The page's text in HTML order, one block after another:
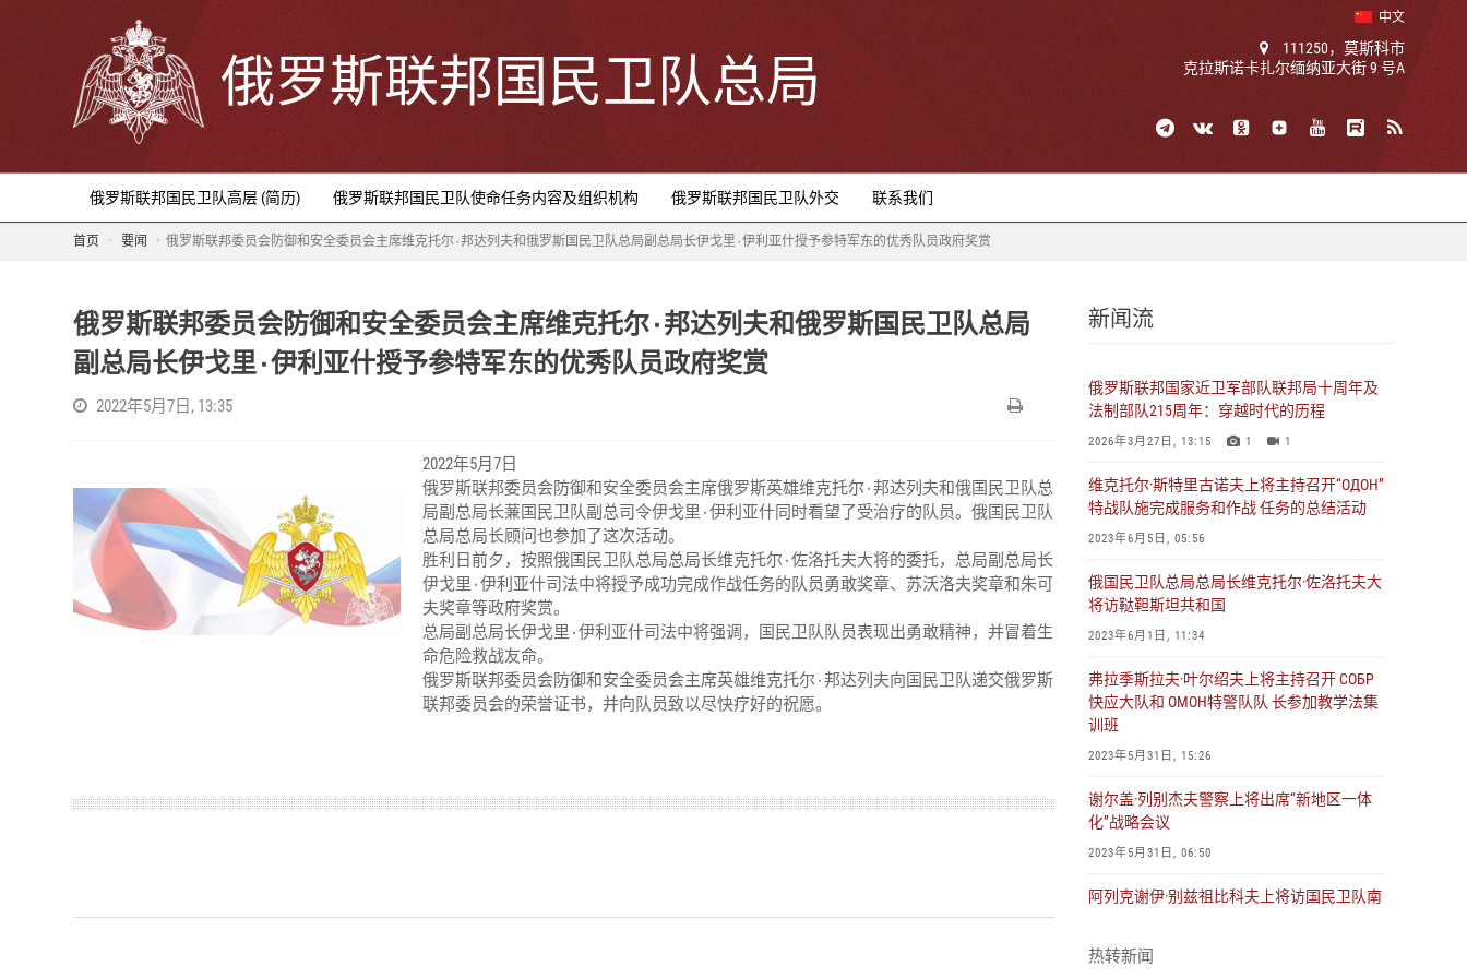
中文
俄罗斯联邦国民卫队总局
111250，莫斯科市
克拉斯诺卡扎尔缅纳亚大街 9 号A
俄罗斯联邦国民卫队高层 (简历) 俄罗斯联邦国民卫队使命任务内容及组织机构 俄罗斯联邦国民卫队外交 联系我们
首页 要闻 俄罗斯联邦委员会防御和安全委员会主席维克托尔٠邦达列夫和俄罗斯国民卫队总局副总局长伊戈里٠伊利亚什授予参特军东的优秀队员政府奖赏
俄罗斯联邦委员会防御和安全委员会主席维克托尔٠邦达列夫和俄罗斯国民卫队总局
副总局长伊戈里٠伊利亚什授予参特军东的优秀队员政府奖赏
2022年5月7日, 13:35
2022年5月7日
俄罗斯联邦委员会防御和安全委员会主席俄罗斯英雄维克托尔٠邦达列夫和俄国民卫队总
局副总局长蒹国民卫队副总司令伊戈里٠伊利亚什同时看望了受治疗的队员。俄国民卫队
总局总局长顾问也参加了这次活动。
胜利日前夕，按照俄国民卫队总局总局长维克托尔٠佐洛托夫大将的委托，总局副总局长
伊戈里٠伊利亚什司法中将授予成功完成作战任务的队员勇敢奖章、苏沃洛夫奖章和朱可
夫奖章等政府奖赏。
总局副总局长伊戈里٠伊利亚什司法中将强调，国民卫队队员表现出勇敢精神，并冒着生
命危险救战友命。
俄罗斯联邦委员会防御和安全委员会主席英雄维克托尔٠邦达列夫向国民卫队递交俄罗斯
联邦委员会的荣誉证书，并向队员致以尽快疗好的祝愿。
新闻流
俄罗斯联邦国家近卫军部队联邦局十周年及
法制部队215周年：穿越时代的历程
2026年3月27日, 13:15 1 1
维克托尔·斯特里古诺夫上将主持召开“ОДОН”
特战队施完成服务和作战 任务的总结活动
2023年6月5日, 05:56
俄国民卫队总局总局长维克托尔·佐洛托夫大
将访鞑靼斯坦共和国
2023年6月1日, 11:34
弗拉季斯拉夫·叶尔绍夫上将主持召开 СОБР
快应大队和 ОМОН特警队队 长参加教学法集
训班
2023年5月31日, 15:26
谢尔盖·列别杰夫警察上将出席“新地区一体
化”战略会议
2023年5月31日, 06:50
阿列克谢伊·别兹祖比科夫上将访国民卫队南
2023年5月30日, 10:29
热转新闻